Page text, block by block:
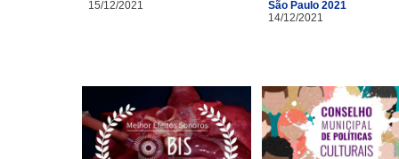
15/12/2021
São Paulo 2021
14/12/2021